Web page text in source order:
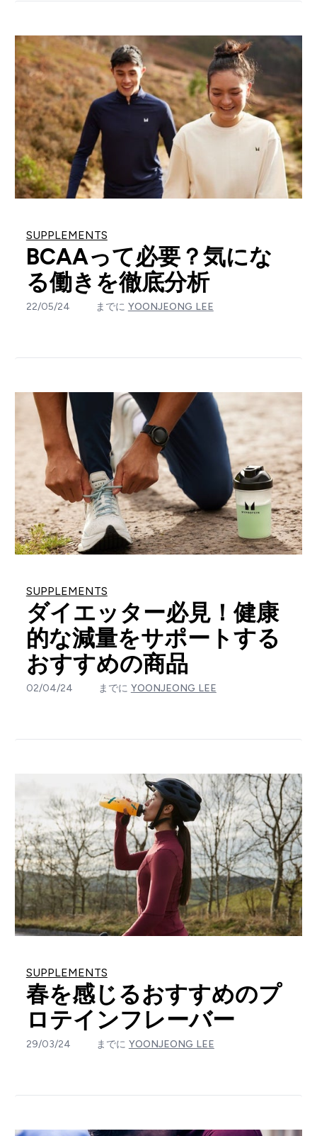
SUPPLEMENTS
BCAAって必要？気にな
る働きを徹底分析
22/05/24 までに YOONJEONG LEE
SUPPLEMENTS
ダイエッター必見！健康
的な減量をサポートする
おすすめの商品
02/04/24 までに YOONJEONG LEE
SUPPLEMENTS
春を感じるおすすめのプ
ロテインフレーバー
29/03/24 までに YOONJEONG LEE